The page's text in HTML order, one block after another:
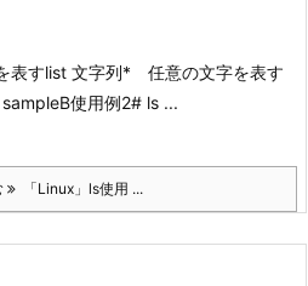
表すlist 文字列* 任意の文字を表す
使用例2# ls ...
「Linux」ls使用 ...